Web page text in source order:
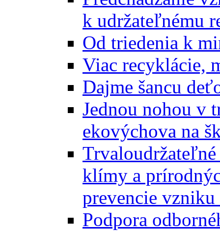
k udržateľnému
Od triedenia k
Viac recyklácie,
Dajme šancu
Jednou nohou v
ekovýchova na
klímy a
prevencie vzniku
Podpora